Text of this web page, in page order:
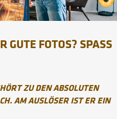
FOTOS? SPASS U
ZU DEN ABSOLUTEN
AM AUSLÖSER IST ER EIN